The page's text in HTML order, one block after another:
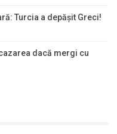
Turcia a depășit Greci!
dacă mergi cu